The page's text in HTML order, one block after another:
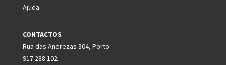
Ajuda
CONTACTOS
Rua das Andrezas 304, Porto
917 288 102